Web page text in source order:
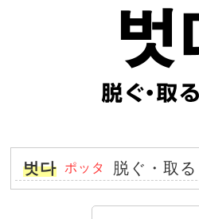
벗다 ポッタ 脱ぐ・取